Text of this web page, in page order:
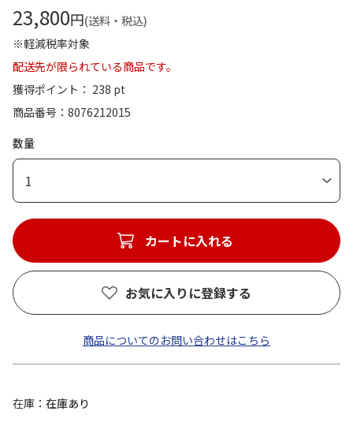
23,800円(送料・税込)
※軽減税率対象
配送先が限られている商品です。
獲得ポイント： 238 pt
商品番号
8076212015
数量
1
カートに入れる
お気に入りに登録する
商品についてのお問い合わせはこちら
在庫
在庫あり